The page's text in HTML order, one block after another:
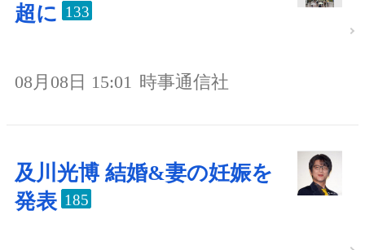
超に 133
08月08日 15:01 時事通信社
及川光博 結婚&妻の妊娠を
発表 185